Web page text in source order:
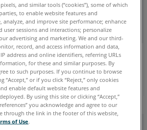
✔
✔
de coordenadas y estaciones totales
✔
✔
✔
- Recopilador de datos de pruebas
and similar tools (“cookies”), some of which
to enable website features and
analyze, and improve site performance; enhance
user sessions and interactions; personalize
advertising and marketing. We and our third-
record, and access information and data,
address and online identifiers, referring URLs
for these and similar purposes. By
to such purposes. If you continue to browse
“Accept,” or if you click “Reject,” only cookies
enable default website features and
By using this site or clicking “Accept,”
you acknowledge and agree to our
through the link in the footer of this website,
of Use.